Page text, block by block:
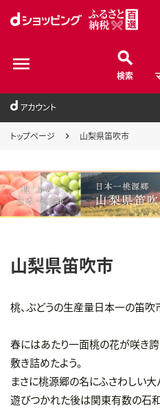
検索
アカウント
トップページ 山梨県笛吹市
山梨県笛吹市
桃、ぶどうの生産量日本一の笛吹
春にはあたり一面桃の花が咲き誇
敷き詰めたよう。
まさに桃源郷の名にふさわしい大
遊びつかれた後は関東有数の石